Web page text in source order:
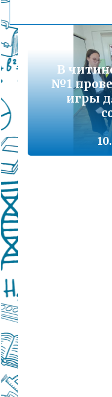
дошкольного
Подробнее...
В
№1
игры